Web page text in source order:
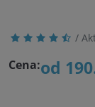
/
Cena:od